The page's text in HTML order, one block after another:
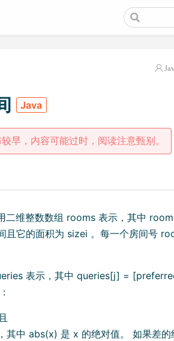
Java
早，内容可能过时，阅读注意甄别。
二维整数数组 rooms 表示，其中
且它的面积为 sizei 。每一个房间号
表示，其中 queries[j] =
中 abs(x) 是 x 的绝对值。 如果差的